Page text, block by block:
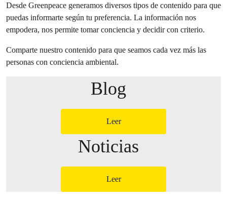
Desde Greenpeace generamos diversos tipos de contenido para que
puedas informarte según tu preferencia. La información nos
empodera, nos permite tomar conciencia y decidir con criterio.
Comparte nuestro contenido para que seamos cada vez más las
personas con conciencia ambiental.
Blog
Leer
Noticias
Leer